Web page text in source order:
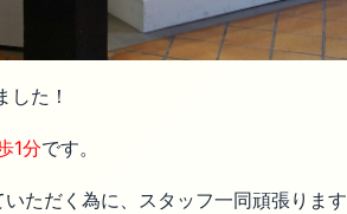
た！
1分です。
いただく為に、スタッフ一同頑張りま